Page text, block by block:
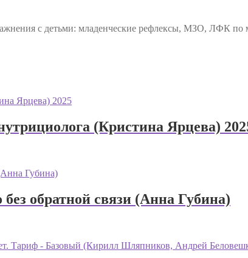
с детьми: младенческие рефлексы, МЗО, ЛФК по
(Кристина Ярцева)
обратной связи (Анна Губина)